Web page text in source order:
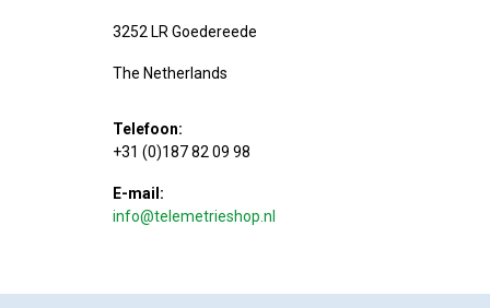
3252 LR Goedereede
The Netherlands
Telefoon:
+31 (0)187 82 09 98
E-mail:
info@telemetrieshop.nl